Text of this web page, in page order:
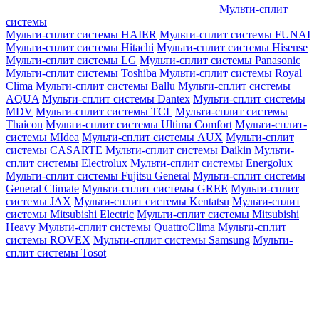
Мульти-сплит
системы
Мульти-сплит системы HAIER Мульти-сплит системы FUNAI
Мульти-сплит системы Hitachi Мульти-сплит системы Hisense
Мульти-сплит системы LG Мульти-сплит системы Panasonic
Мульти-сплит системы Toshiba Мульти-сплит системы Royal
Clima Мульти-сплит системы Ballu Мульти-сплит системы
AQUA Мульти-сплит системы Dantex Мульти-сплит системы
MDV Мульти-сплит системы TCL Мульти-сплит системы
Thaicon Мульти-сплит системы Ultima Comfort Мульти-сплит-
системы MIdea Мульти-сплит системы AUX Мульти-сплит
системы CASARTE Мульти-сплит системы Daikin Мульти-
сплит системы Electrolux Мульти-сплит системы Energolux
Мульти-сплит системы Fujitsu General Мульти-сплит системы
General Climate Мульти-сплит системы GREE Мульти-сплит
системы JAX Мульти-сплит системы Kentatsu Мульти-сплит
системы Mitsubishi Electric Мульти-сплит системы Mitsubishi
Heavy Мульти-сплит системы QuattroClima Мульти-сплит
системы ROVEX Мульти-сплит системы Samsung Мульти-
сплит системы Tosot